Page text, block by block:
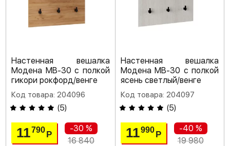
Настенная вешалка
Модена МВ-30 с полкой
гикори рокфорд/венге
Код товара: 204096
(5)
11790Р
-30 %
16 840
Настенная вешалка
Модена МВ-30 с полкой
ясень светлый/венге
Код товара: 204097
(5)
11990 Р
-40 %
19 980